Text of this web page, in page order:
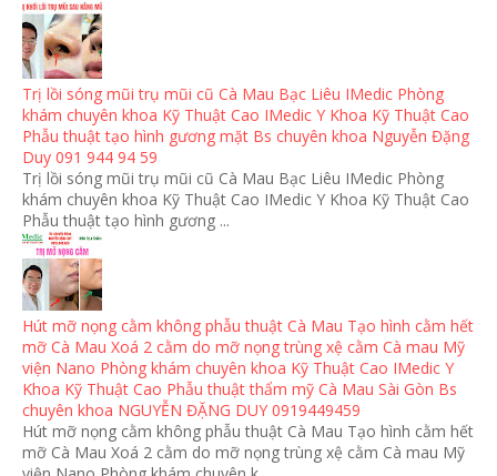
Trị lồi sóng mũi trụ mũi cũ Cà Mau Bạc Liêu IMedic Phòng
khám chuyên khoa Kỹ Thuật Cao IMedic Y Khoa Kỹ Thuật Cao
Phẫu thuật tạo hình gương mặt Bs chuyên khoa Nguyễn Đặng
Duy 091 944 94 59
Trị lồi sóng mũi trụ mũi cũ Cà Mau Bạc Liêu IMedic Phòng
khám chuyên khoa Kỹ Thuật Cao IMedic Y Khoa Kỹ Thuật Cao
Phẫu thuật tạo hình gương ...
Hút mỡ nọng cằm không phẫu thuật Cà Mau Tạo hình cằm hết
mỡ Cà Mau Xoá 2 cằm do mỡ nọng trùng xệ cằm Cà mau Mỹ
viện Nano Phòng khám chuyên khoa Kỹ Thuật Cao IMedic Y
Khoa Kỹ Thuật Cao Phẫu thuật thẩm mỹ Cà Mau Sài Gòn Bs
chuyên khoa NGUYỄN ĐẶNG DUY 0919449459
Hút mỡ nọng cằm không phẫu thuật Cà Mau Tạo hình cằm hết
mỡ Cà Mau Xoá 2 cằm do mỡ nọng trùng xệ cằm Cà mau Mỹ